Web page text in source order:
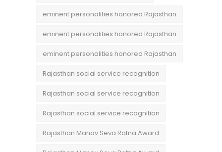
eminent personalities honored Rajasthan
eminent personalities honored Rajasthan
eminent personalities honored Rajasthan
Rajasthan social service recognition
Rajasthan social service recognition
Rajasthan social service recognition
Rajasthan Manav Seva Ratna Award